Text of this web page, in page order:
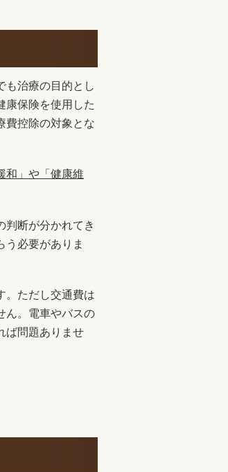
も治療の目的とし
康保険を使用した
費控除の対象とな
和」や「健康維
判断が分かれてき
う必要がありま
。ただし交通費は
ん。電車やバスの
ば問題ありませ